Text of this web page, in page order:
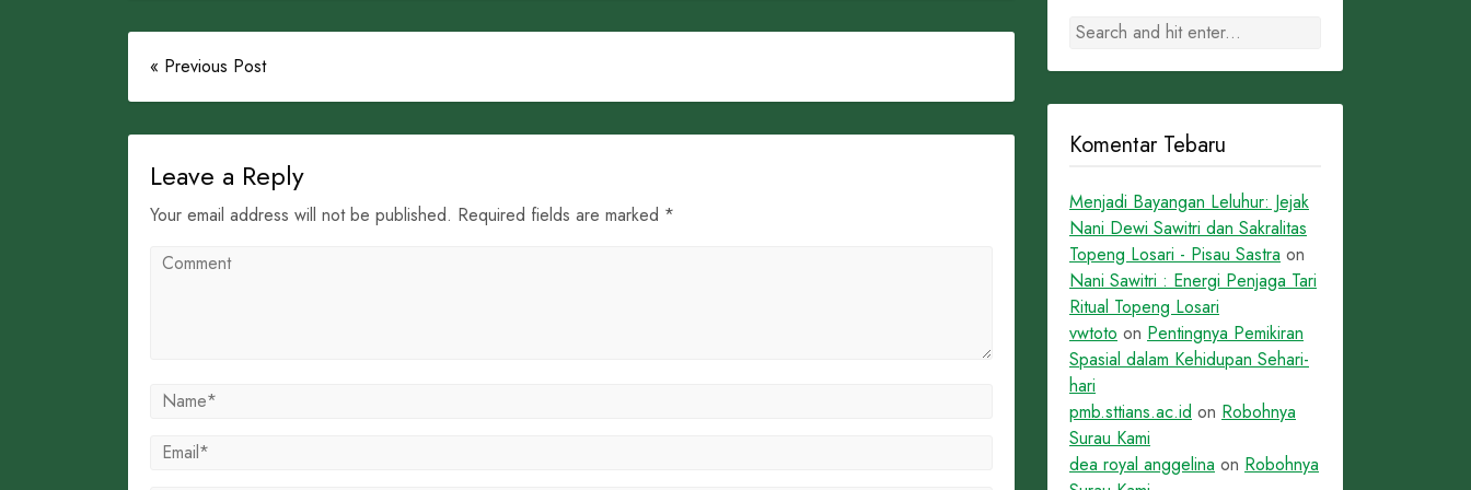
« Previous Post
Leave a Reply
Your email address will not be published. Required fields are marked *
Komentar Tebaru
Menjadi Bayangan Leluhur: Jejak
Nani Dewi Sawitri dan Sakralitas
Topeng Losari - Pisau Sastra on
Nani Sawitri : Energi Penjaga Tari
Ritual Topeng Losari
vwtoto on Pentingnya Pemikiran
Spasial dalam Kehidupan Sehari-
hari
pmb.sttians.ac.id on Robohnya
Surau Kami
dea royal anggelina on Robohnya